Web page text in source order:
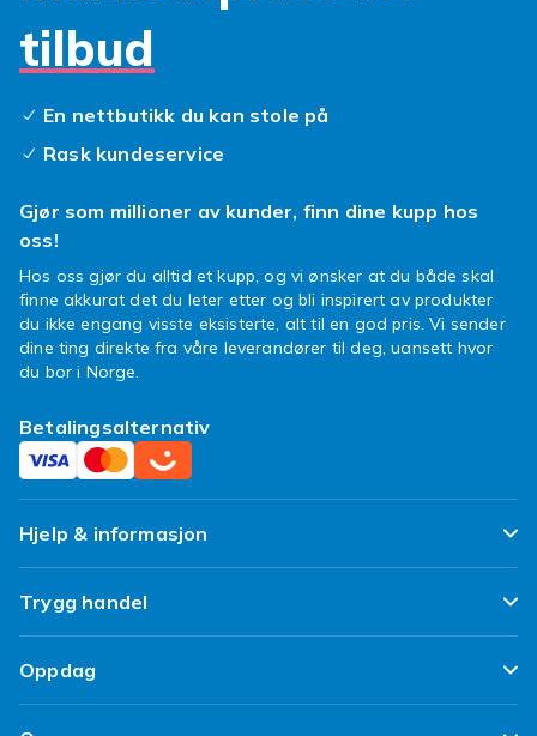
tilbud
En nettbutikk du kan stole på
Rask kundeservice
Gjør som millioner av kunder, finn dine kupp hos
oss!
Hos oss gjør du alltid et kupp, og vi ønsker at du både skal
finne akkurat det du leter etter og bli inspirert av produkter
du ikke engang visste eksisterte, alt til en god pris. Vi sender
dine ting direkte fra våre leverandører til deg, uansett hvor
du bor i Norge.
Betalingsalternativ
Hjelp & informasjon
Ofte stilte spørsmål
Spor pakken min
Angre & returner her
Trygg handel
Fornøyd kunde-løfte
Kundeanmeldelser
Oppdag
Design dine egne klær